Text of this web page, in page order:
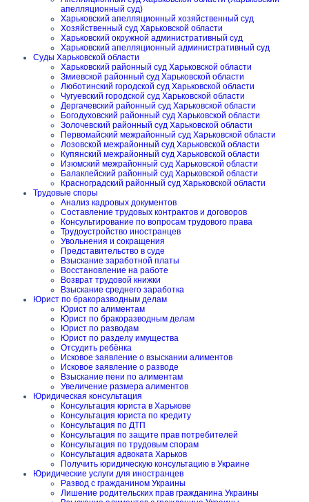
апелляционный суд)
Харьковский апелляционный хозяйственный суд
Хозяйственный суд Харьковской области
Харьковский окружной административный суд
Харьковский апелляционный административный суд
Суды Харьковской области
Харьковский районный суд Харьковской области
Змиевской районный суд Харьковской области
Люботинский городской суд Харьковской области
Чугуевский городской суд Харьковской области
Дергачевский районный суд Харьковской области
Богодуховский районный суд Харьковской области
Золочевский районный суд Харьковской области
Первомайский межрайонный суд Харьковской области
Лозовской межрайонный суд Харьковской области
Купянский межрайонный суд Харьковской области
Изюмский межрайонный суд Харьковской области
Балаклейский районный суд Харьковской области
Красноградский районный суд Харьковской области
Трудовые споры
Анализ кадровых документов
Составление трудовых контрактов и договоров
Консультирование по вопросам трудового права
Трудоустройство иностранцев
Увольнения и сокращения
Представительство в суде
Взыскание заработной платы
Восстановление на работе
Возврат трудовой книжки
Взыскание среднего заработка
Юрист по бракоразводным делам
Юрист по алиментам
Юрист по бракоразводным делам
Юрист по разводам
Юрист по разделу имущества
Отсудить ребёнка
Исковое заявление о взыскании алиментов
Исковое заявление о разводе
Взыскание пени по алиментам
Увеличение размера алиментов
Юридическая консультация
Консультация юриста в Харькове
Консультация юриста по кредиту
Консультация по ДТП
Консультация по защите прав потребителей
Консультация по трудовым спорам
Консультация адвоката Харьков
Получить юридическую консультацию в Украине
Юридические услуги для иностранцев
Развод с гражданином Украины
Лишение родительских прав гражданина Украины